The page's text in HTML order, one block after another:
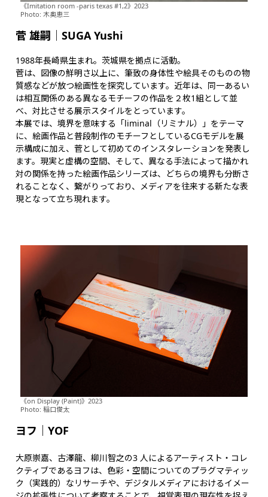
《Imitation room -paris texas #1,2》2023
Photo: 木奥恵三
菅 雄嗣 ｜SUGA Yushi
1988年長崎県生まれ。茨城県を拠点に活動。
菅は、図像の鮮明さ以上に、筆致の身体性や絵具そのものの物
質感などが放つ絵画性を探究しています。近年は、同一あるい
は相互関係のある異なるモチーフの作品を２枚1組として並
べ、対比させる展示スタイルをとっています。
本展では、境界を意味する「liminal（リミナル）」をテーマ
に、絵画作品と普段制作のモチーフとしているCGモデルを展
示構成に加え、菅として初めてのインスタレーションを発表し
ます。現実と虚構の空間、そして、異なる手法によって描かれ
対の関係を持った絵画作品シリーズは、どちらの境界も分断さ
れることなく、繋がりっており、メディアを往来する新たな表
現となって立ち現れます。
《on Display (Paint)》2023
Photo: 稲口俊太
ヨフ｜YOF
大原崇嘉、古澤龍、柳川智之の3 人によるアーティスト・コレ
クティブであるヨフは、色彩・空間についてのプラグマティッ
ク（実践的）なリサーチや、デジタルメディアにおけるイメー